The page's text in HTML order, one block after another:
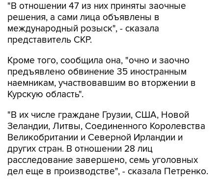
"В отношении 47 из них приняты заочные
решения, а сами лица объявлены в
международный розыск", - сказала
представитель СКР.
Кроме того, сообщила она, "очно и заочно
предъявлено обвинение 35 иностранным
наемникам, участвовавшим во вторжении в
Курскую область".
"В их числе граждане Грузии, США, Новой
Зеландии, Литвы, Соединенного Королевства
Великобритании и Северной Ирландии и
других стран. В отношении 28 лиц
расследование завершено, семь уголовных
дел еще в производстве", - сказала Петренко.